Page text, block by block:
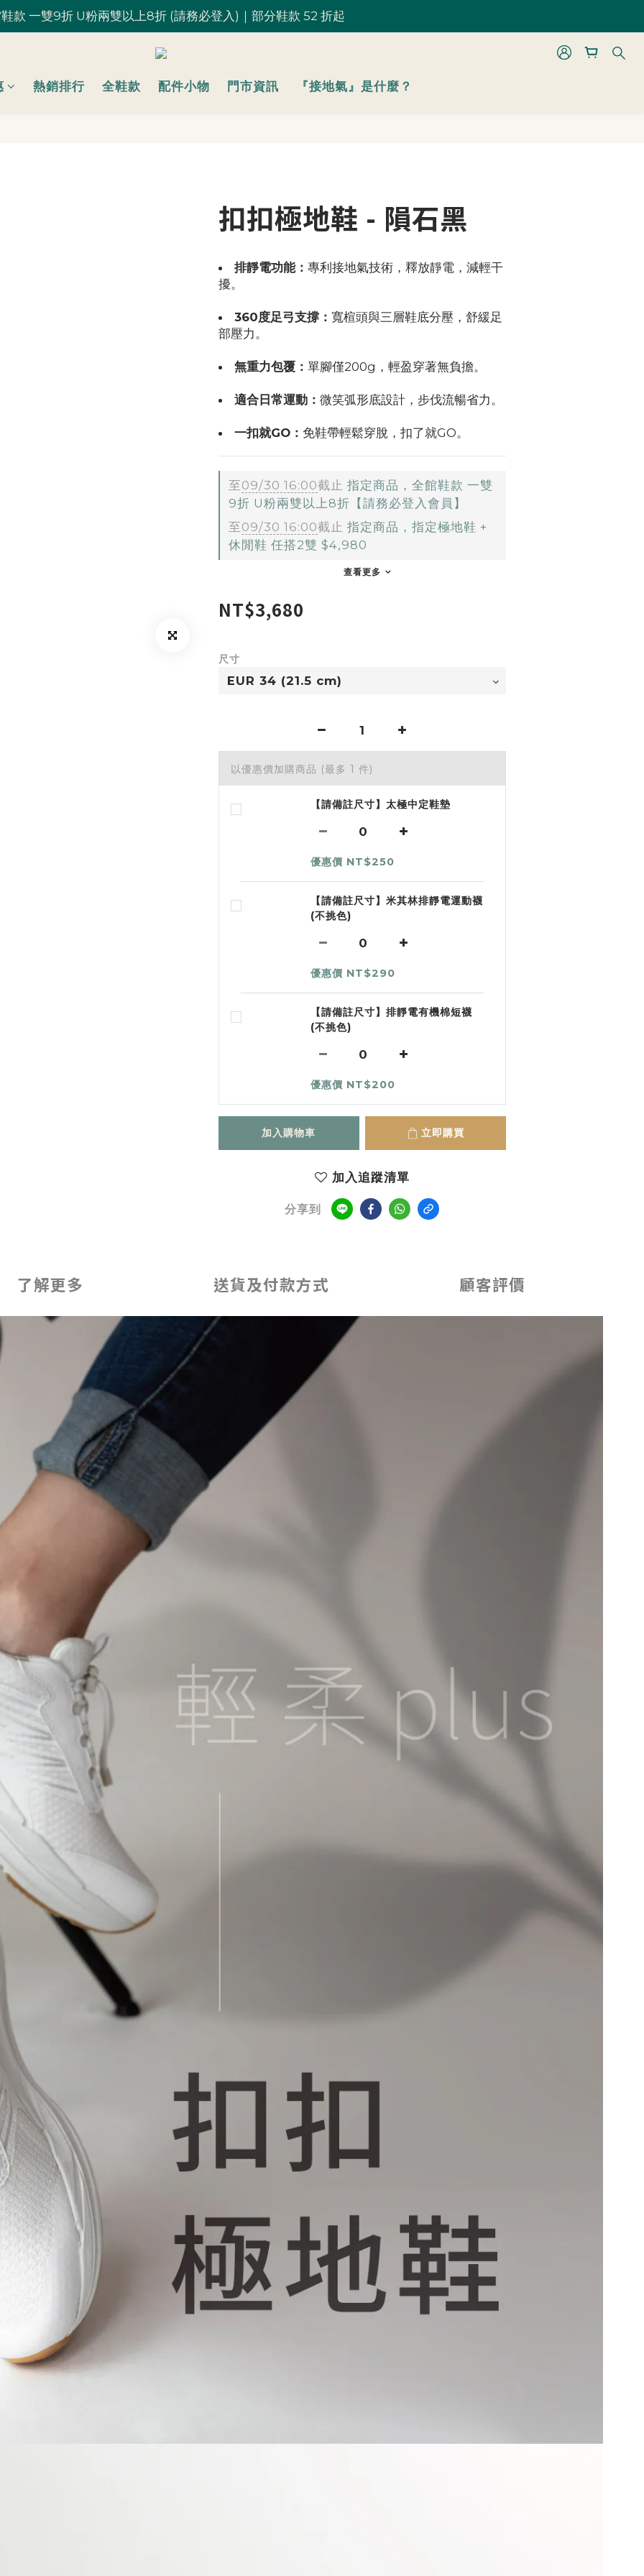
款 一雙9折 U粉兩雙以上8折 (請務必登入)｜部分鞋款 52 折起
款 一雙9折 U粉兩雙以上8折 (請務必登入)｜部分鞋款 52 折起
台灣滿 $1,700 享免運優惠
U粉就是你！加入會員 $200 購物金馬上用~
熱銷排行 全鞋款 配件小物 門市資訊 『接地氣』是什麼？
扣扣極地鞋 - 隕石黑
排靜電功能：專利接地氣技術，釋放靜電，減輕干
擾。
360度足弓支撐：寬楦頭與三層鞋底分壓，舒緩足
部壓力。
無重力包覆：單腳僅200g，輕盈穿著無負擔。
適合日常運動：微笑弧形底設計，步伐流暢省力。
一扣就GO：免鞋帶輕鬆穿脫，扣了就GO。
至09/30 16:00截止 指定商品，全館鞋款 一雙
9折 U粉兩雙以上8折【請務必登入會員】
至09/30 16:00截止 指定商品，指定極地鞋 +
休閒鞋 任搭2雙 $4,980
查看更多
NT$3,680
尺寸
以優惠價加購商品 (最多 1 件)
【請備註尺寸】太極中定鞋墊
優惠價 NT$250
【請備註尺寸】米其林排靜電運動襪
(不挑色)
優惠價 NT$290
【請備註尺寸】排靜電有機棉短襪
(不挑色)
優惠價 NT$200
加入購物車 立即購買
加入追蹤清單
分享到
了解更多 送貨及付款方式 顧客評價